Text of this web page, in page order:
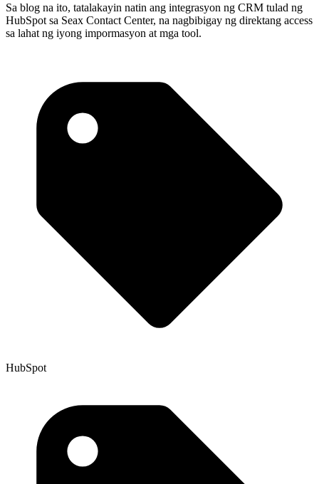
Sa blog na ito, tatalakayin natin ang integrasyon ng CRM tulad ng
HubSpot sa Seax Contact Center, na nagbibigay ng direktang access
sa lahat ng iyong impormasyon at mga tool.
HubSpot